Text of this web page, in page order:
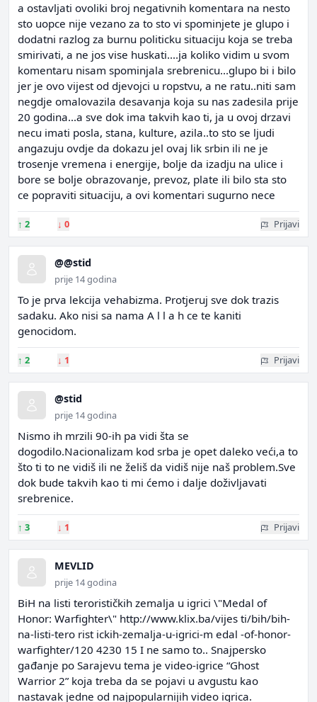
a ostavljati ovoliki broj negativnih komentara na nesto
sto uopce nije vezano za to sto vi spominjete je glupo i
dodatni razlog za burnu politicku situaciju koja se treba
smirivati, a ne jos vise huskati....ja koliko vidim u svom
komentaru nisam spominjala srebrenicu...glupo bi i bilo
jer je ovo vijest od djevojci u ropstvu, a ne ratu..niti sam
negdje omalovazila desavanja koja su nas zadesila prije
20 godina...a sve dok ima takvih kao ti, ja u ovoj drzavi
necu imati posla, stana, kulture, azila..to sto se ljudi
angazuju ovdje da dokazu jel ovaj lik srbin ili ne je
trosenje vremena i energije, bolje da izadju na ulice i
bore se bolje obrazovanje, prevoz, plate ili bilo sta sto
ce popraviti situaciju, a ovi komentari sugurno nece
↑ 2 ↓ 0 Prijavi
@@stid
prije 14 godina
To je prva lekcija vehabizma. Protjeruj sve dok trazis
sadaku. Ako nisi sa nama A l l a h ce te kaniti
genocidom.
↑ 2 ↓ 1 Prijavi
@stid
prije 14 godina
Nismo ih mrzili 90-ih pa vidi šta se
dogodilo.Nacionalizam kod srba je opet daleko veći,a to
što ti to ne vidiš ili ne želiš da vidiš nije naš problem.Sve
dok bude takvih kao ti mi ćemo i dalje doživljavati
srebrenice.
↑ 3 ↓ 1 Prijavi
MEVLID
prije 14 godina
BiH na listi terorističkih zemalja u igrici \"Medal of
Honor: Warfighter\" http://www.klix.ba/vijes ti/bih/bih-
na-listi-tero rist ickih-zemalja-u-igrici-m edal -of-honor-
warfighter/120 4230 15 I ne samo to.. Snajpersko
gađanje po Sarajevu tema je video-igrice “Ghost
Warrior 2” koja treba da se pojavi u avgustu kao
nastavak jedne od najpopularnijih video igrica.